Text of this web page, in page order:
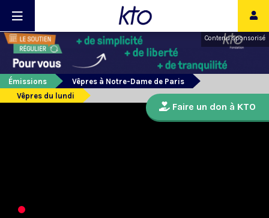
Contenu sponsorisé
Émissions
Vêpres à Notre-Dame de Paris
Vêpres du lundi
Faire un don à KTO